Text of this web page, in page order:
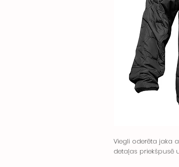
Viegli oderēta jaka
detaļas priekšpusē